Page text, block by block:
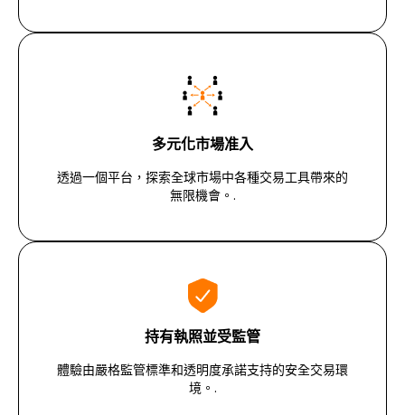
多元化市場准入
透過一個平台，探索全球市場中各種交易工具帶來的
無限機會。.
持有執照並受監管
體驗由嚴格監管標準和透明度承諾支持的安全交易環
境。.